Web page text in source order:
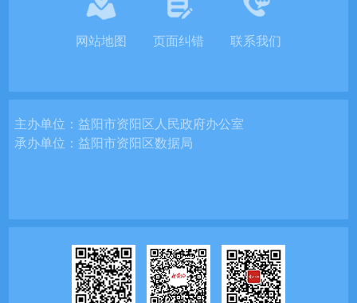
网站地图 页面纠错 联系我们
主办单位：益阳市资阳区人民政府办公室
承办单位：益阳市资阳区数据局